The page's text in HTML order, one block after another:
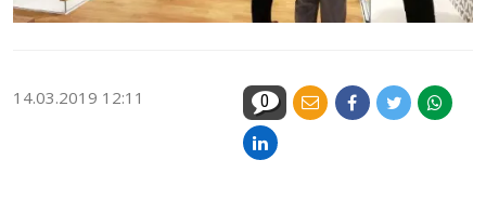
14.03.2019 12:11 0